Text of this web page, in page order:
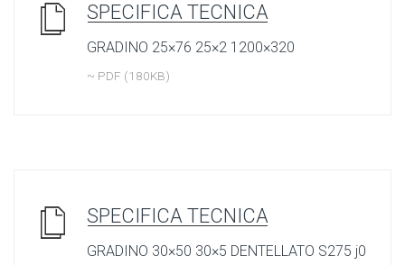
SPECIFICA TECNICA
GRADINO 25×76 25×2 1200×320
~ PDF (180KB)
SPECIFICA TECNICA
GRADINO 30×50 30×5 DENTELLATO S275 j0